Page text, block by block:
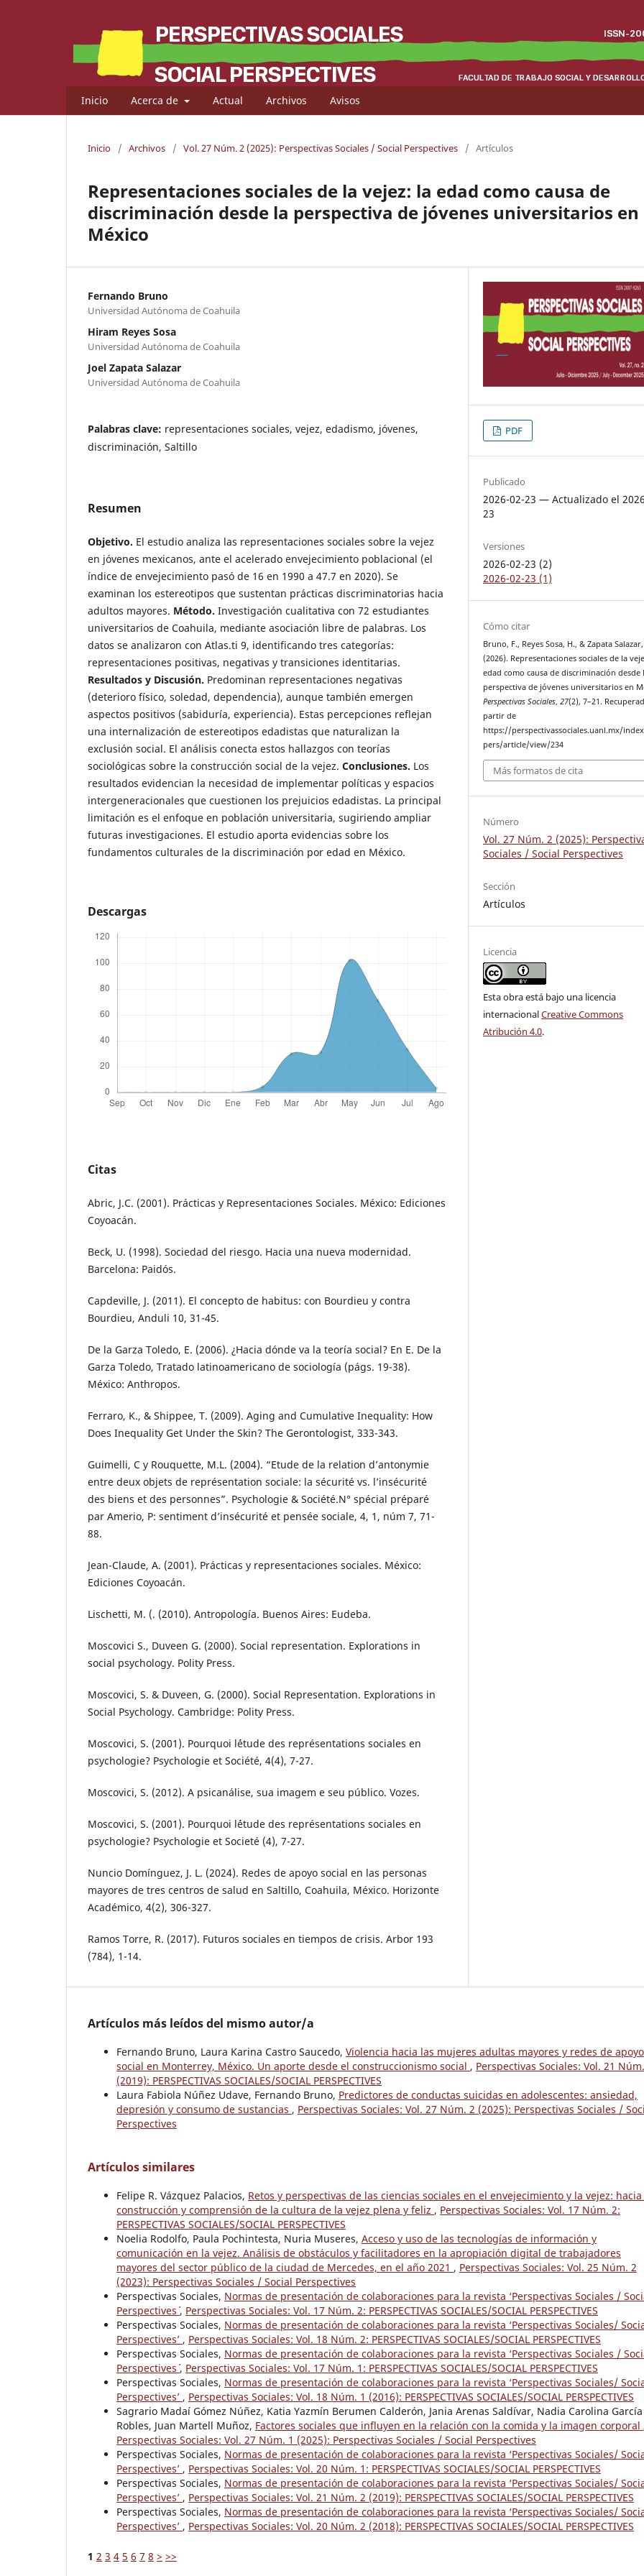
Inicio Acerca de Actual Archivos Avisos
Inicio / Archivos / Vol. 27 Núm. 2 (2025): Perspectivas Sociales / Social Perspectives / Artículos
Representaciones sociales de la vejez: la edad como causa de
discriminación desde la perspectiva de jóvenes universitarios en
México
Fernando Bruno
Universidad Autónoma de Coahuila
Hiram Reyes Sosa
Universidad Autónoma de Coahuila
Joel Zapata Salazar
Universidad Autónoma de Coahuila
Palabras clave: representaciones sociales, vejez, edadismo, jóvenes,
discriminación, Saltillo
Resumen
Objetivo. El estudio analiza las representaciones sociales sobre la vejez
en jóvenes mexicanos, ante el acelerado envejecimiento poblacional (el
índice de envejecimiento pasó de 16 en 1990 a 47.7 en 2020). Se
examinan los estereotipos que sustentan prácticas discriminatorias hacia
adultos mayores. Método. Investigación cualitativa con 72 estudiantes
universitarios de Coahuila, mediante asociación libre de palabras. Los
datos se analizaron con Atlas.ti 9, identificando tres categorías:
representaciones positivas, negativas y transiciones identitarias.
Resultados y Discusión. Predominan representaciones negativas
(deterioro físico, soledad, dependencia), aunque también emergen
aspectos positivos (sabiduría, experiencia). Estas percepciones reflejan
una internalización de estereotipos edadistas que naturalizan la
exclusión social. El análisis conecta estos hallazgos con teorías
sociológicas sobre la construcción social de la vejez. Conclusiones. Los
resultados evidencian la necesidad de implementar políticas y espacios
intergeneracionales que cuestionen los prejuicios edadistas. La principal
limitación es el enfoque en población universitaria, sugiriendo ampliar
futuras investigaciones. El estudio aporta evidencias sobre los
fundamentos culturales de la discriminación por edad en México.
Descargas
Citas
Abric, J.C. (2001). Prácticas y Representaciones Sociales. México: Ediciones
Coyoacán.
Beck, U. (1998). Sociedad del riesgo. Hacia una nueva modernidad.
Barcelona: Paidós.
Capdeville, J. (2011). El concepto de habitus: con Bourdieu y contra
Bourdieu, Anduli 10, 31-45.
De la Garza Toledo, E. (2006). ¿Hacia dónde va la teoría social? En E. De la
Garza Toledo, Tratado latinoamericano de sociología (págs. 19-38).
México: Anthropos.
Ferraro, K., & Shippee, T. (2009). Aging and Cumulative Inequality: How
Does Inequality Get Under the Skin? The Gerontologist, 333-343.
Guimelli, C y Rouquette, M.L. (2004). “Etude de la relation d’antonymie
entre deux objets de représentation sociale: la sécurité vs. l’insécurité
des biens et des personnes”. Psychologie & Société.N° spécial préparé
par Amerio, P: sentiment d’insécurité et pensée sociale, 4, 1, núm 7, 71-
88.
Jean-Claude, A. (2001). Prácticas y representaciones sociales. México:
Ediciones Coyoacán.
Lischetti, M. (. (2010). Antropología. Buenos Aires: Eudeba.
Moscovici S., Duveen G. (2000). Social representation. Explorations in
social psychology. Polity Press.
Moscovici, S. & Duveen, G. (2000). Social Representation. Explorations in
Social Psychology. Cambridge: Polity Press.
Moscovici, S. (2001). Pourquoi l´étude des représentations sociales en
psychologie? Psychologie et Société, 4(4), 7-27.
Moscovici, S. (2012). A psicanálise, sua imagem e seu público. Vozes.
Moscovici, S. (2001). Pourquoi l´étude des représentations sociales en
psychologie? Psychologie et Societé (4), 7-27.
Nuncio Domínguez, J. L. (2024). Redes de apoyo social en las personas
mayores de tres centros de salud en Saltillo, Coahuila, México. Horizonte
Académico, 4(2), 306-327.
Ramos Torre, R. (2017). Futuros sociales en tiempos de crisis. Arbor 193
(784), 1-14.
PDF
Publicado
2026-02-23 — Actualizado el
23
Versiones
2026-02-23 (2)
2026-02-23 (1)
Cómo citar
Bruno, F., Reyes Sosa, H., & Zapata Salazar,
(2026). Representaciones sociales de la
edad como causa de discriminación desde
perspectiva de jóvenes universitarios en
Perspectivas Sociales,27(2), 7–21.
partir de
https://perspectivassociales.uanl.mx/
pers/article/view/234
Más formatos de cita
Número
Vol. 27 Núm. 2 (2025):
Sociales / Social Perspectives
Sección
Artículos
Licencia
Esta obra está bajo una licencia
internacionalCreative Commons
Atribución 4.0.
Artículos más leídos del mismo autor/a
Fernando Bruno, Laura Karina Castro Saucedo, Violencia hacia las mujeres adultas mayores y redes de apoyo
social en Monterrey, México. Un aporte desde el construccionismo social , Perspectivas Sociales: Vol. 21
(2019): PERSPECTIVAS SOCIALES/SOCIAL PERSPECTIVES
Laura Fabiola Núñez Udave, Fernando Bruno, Predictores de conductas suicidas en adolescentes: ansiedad,
depresión y consumo de sustancias , Perspectivas Sociales: Vol. 27 Núm. 2 (2025): Perspectivas Sociales /
Perspectives
Artículos similares
Felipe R. Vázquez Palacios, Retos y perspectivas de las ciencias sociales en el envejecimiento y la vejez: hacia
construcción y comprensión de la cultura de la vejez plena y feliz , Perspectivas Sociales: Vol. 17 Núm. 2:
PERSPECTIVAS SOCIALES/SOCIAL PERSPECTIVES
Noelia Rodolfo, Paula Pochintesta, Nuria Museres, Acceso y uso de las tecnologías de información y
comunicación en la vejez. Análisis de obstáculos y facilitadores en la apropiación digital de trabajadores
mayores del sector público de la ciudad de Mercedes, en el año 2021 , Perspectivas Sociales: Vol. 25 Núm. 2
(2023): Perspectivas Sociales / Social Perspectives
Perspectivas Sociales, Normas de presentación de colaboraciones para la revista ‘Perspectivas Sociales /
Perspectives´, Perspectivas Sociales: Vol. 17 Núm. 2: PERSPECTIVAS SOCIALES/SOCIAL PERSPECTIVES
Perspectivas Sociales, Normas de presentación de colaboraciones para la revista ‘Perspectivas Sociales/
Perspectives’ , Perspectivas Sociales: Vol. 18 Núm. 2: PERSPECTIVAS SOCIALES/SOCIAL PERSPECTIVES
Perspectivas Sociales, Normas de presentación de colaboraciones para la revista ‘Perspectivas Sociales /
Perspectives´, Perspectivas Sociales: Vol. 17 Núm. 1: PERSPECTIVAS SOCIALES/SOCIAL PERSPECTIVES
Perspectivas Sociales, Normas de presentación de colaboraciones para la revista ‘Perspectivas Sociales/
Perspectives’ , Perspectivas Sociales: Vol. 18 Núm. 1 (2016): PERSPECTIVAS SOCIALES/SOCIAL PERSPECTIVES
Sagrario Madaí Gómez Núñez, Katia Yazmín Berumen Calderón, Jania Arenas Saldívar, Nadia Carolina García
Robles, Juan Martell Muñoz, Factores sociales que influyen en la relación con la comida y la imagen corporal
Perspectivas Sociales: Vol. 27 Núm. 1 (2025): Perspectivas Sociales / Social Perspectives
Perspectivas Sociales, Normas de presentación de colaboraciones para la revista ‘Perspectivas Sociales/
Perspectives’ , Perspectivas Sociales: Vol. 20 Núm. 1: PERSPECTIVAS SOCIALES/SOCIAL PERSPECTIVES
Perspectivas Sociales, Normas de presentación de colaboraciones para la revista ‘Perspectivas Sociales/
Perspectives’ , Perspectivas Sociales: Vol. 21 Núm. 2 (2019): PERSPECTIVAS SOCIALES/SOCIAL PERSPECTIVES
Perspectivas Sociales, Normas de presentación de colaboraciones para la revista ‘Perspectivas Sociales/
Perspectives’ , Perspectivas Sociales: Vol. 20 Núm. 2 (2018): PERSPECTIVAS SOCIALES/SOCIAL PERSPECTIVES
1 2 3 4 5 6 7 8 > >>